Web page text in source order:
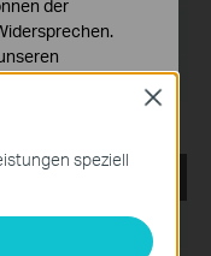
7/8/8.1/10
16
speziell
Close
der
nicht